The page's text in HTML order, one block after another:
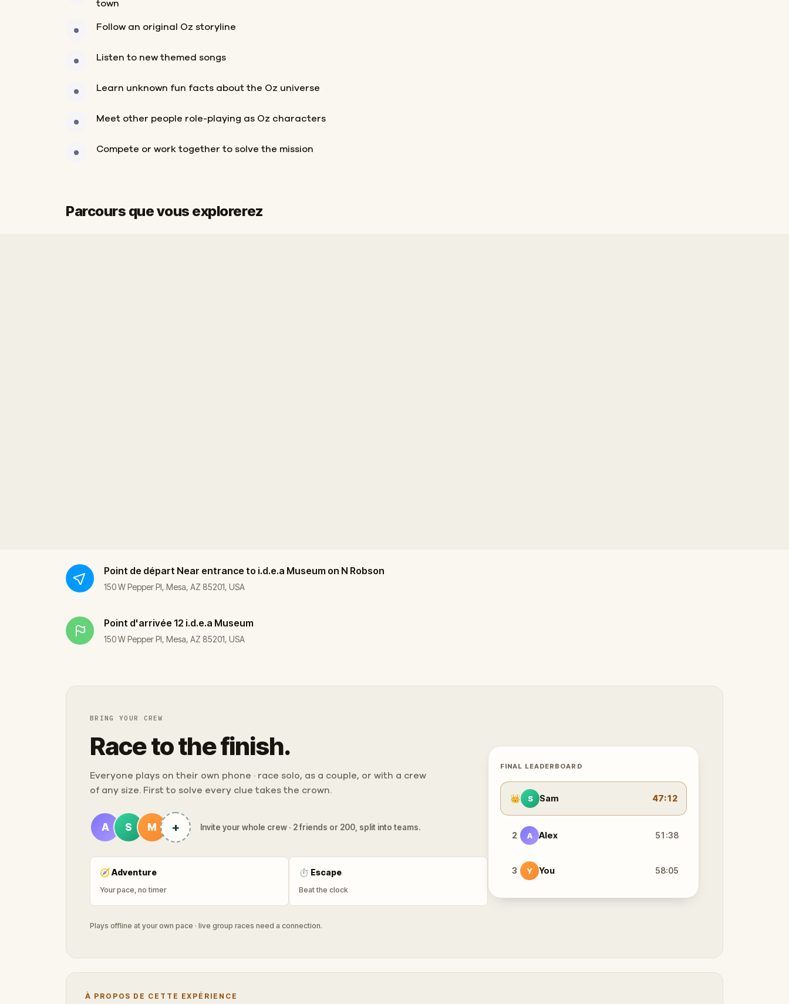
town
Follow an original Oz storyline
Listen to new themed songs
Learn unknown fun facts about the Oz universe
Meet other people role-playing as Oz characters
Compete or work together to solve the mission
Parcours que vous explorerez
Point de départ Near entrance to i.d.e.a Museum on N Robson
150 W Pepper Pl, Mesa, AZ 85201, USA
Point d'arrivée 12 i.d.e.a Museum
150 W Pepper Pl, Mesa, AZ 85201, USA
BRING YOUR CREW
Race to the finish.
Everyone plays on their own phone · race solo, as a couple, or with a crew
of any size. First to solve every clue takes the crown.
A S M + Invite your whole crew · 2 friends or 200, split into teams.
🧭Adventure
Your pace, no timer
⏱ Escape
Beat the clock
Plays offline at your own pace · live group races need a connection.
FINAL LEADERBOARD
👑 S Sam 47:12
2 A Alex 51:38
3 Y You 58:05
À PROPOS DE CETTE EXPÉRIENCE